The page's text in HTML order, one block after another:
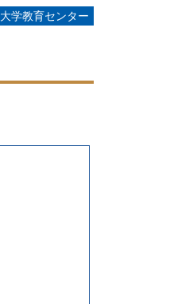
大学教育センター